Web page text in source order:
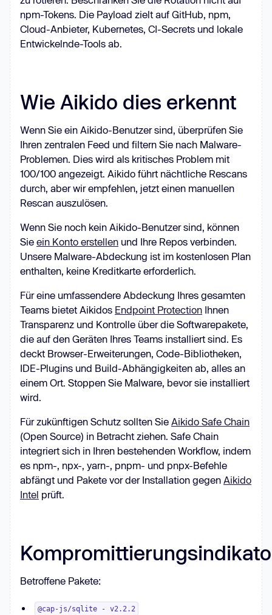
npm-Tokens. Die Payload zielt auf GitHub, npm,
Cloud-Anbieter, Kubernetes, CI-Secrets und lokale
Entwickelnde-Tools ab.
Wie Aikido dies erkennt
Wenn Sie ein Aikido-Benutzer sind, überprüfen Sie
Ihren zentralen Feed und filtern Sie nach Malware-
Problemen. Dies wird als kritisches Problem mit
100/100 angezeigt. Aikido führt nächtliche Rescans
durch, aber wir empfehlen, jetzt einen manuellen
Rescan auszulösen.
Wenn Sie noch kein Aikido-Benutzer sind, können
Sie ein Konto erstellen und Ihre Repos verbinden.
Unsere Malware-Abdeckung ist im kostenlosen Plan
enthalten, keine Kreditkarte erforderlich.
Für eine umfassendere Abdeckung Ihres gesamten
Teams bietet Aikidos Endpoint Protection Ihnen
Transparenz und Kontrolle über die Softwarepakete,
die auf den Geräten Ihres Teams installiert sind. Es
deckt Browser-Erweiterungen, Code-Bibliotheken,
IDE-Plugins und Build-Abhängigkeiten ab, alles an
einem Ort. Stoppen Sie Malware, bevor sie installiert
wird.
Für zukünftigen Schutz sollten Sie Aikido Safe Chain
(Open Source) in Betracht ziehen. Safe Chain
integriert sich in Ihren bestehenden Workflow, indem
es npm-, npx-, yarn-, pnpm- und pnpx-Befehle
abfängt und Pakete vor der Installation gegen Aikido
Intel prüft.
Betroffene Pakete:
@cap-js/sqlite - v2.2.2